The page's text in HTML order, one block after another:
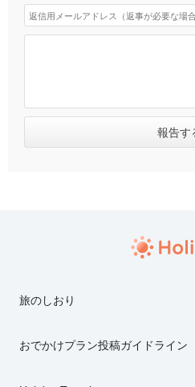
旅のしおり
おでかけプラン投稿ガイドライン